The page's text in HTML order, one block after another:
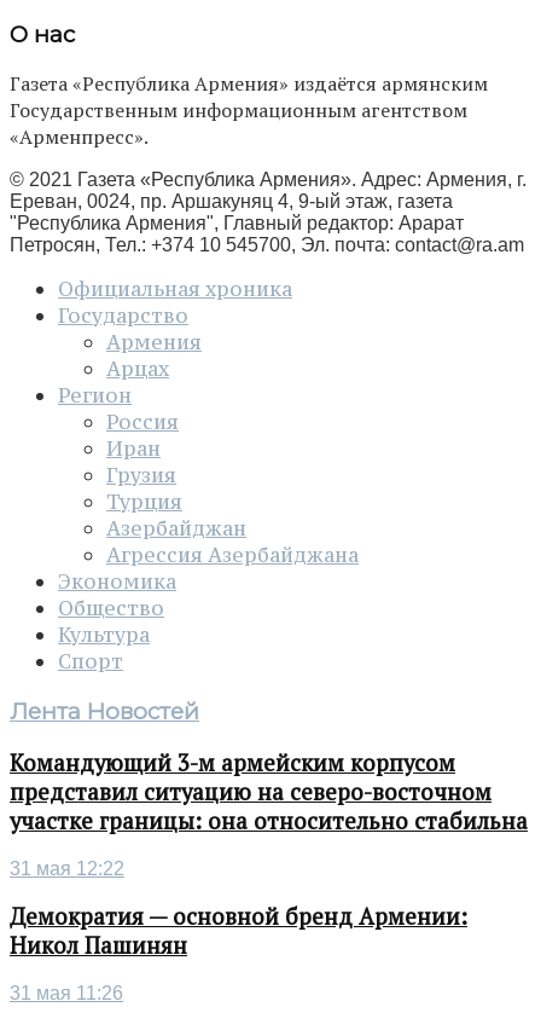
О нас
Газета «Республика Армения» издаётся армянским
Государственным информационным агентством
«Арменпресс».
© 2021 Газета «Республика Армения». Адрес: Армения, г.
Ереван, 0024, пр. Аршакуняц 4, 9-ый этаж, газета
"Республика Армения", Главный редактор: Арарат
Петросян, Тел.: +374 10 545700, Эл. почта: contact@ra.am
Официальная хроника
Государство
Армения
Арцах
Регион
Россия
Иран
Грузия
Турция
Азербайджан
Агрессия Азербайджана
Экономика
Общество
Культура
Спорт
Лента Новостей
Командующий 3-м армейским корпусом
представил ситуацию на северо-восточном
участке границы: она относительно стабильна
31 мая 12:22
Демократия — основной бренд Армении:
Никол Пашинян
31 мая 11:26